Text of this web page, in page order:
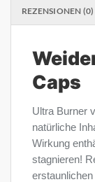
REZENSIONEN (0)
Caps
Ultra Burner
natürliche
Wirkung
stagnieren!